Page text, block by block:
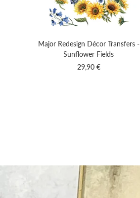
Major Redesign Décor Transfers -
Sunflower Fields
Sale
29,90 €